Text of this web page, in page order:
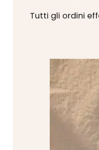
Tutti gli ordini